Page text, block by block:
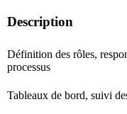
Description
Définition des rôles,
processus
Tableaux de bord, suivi